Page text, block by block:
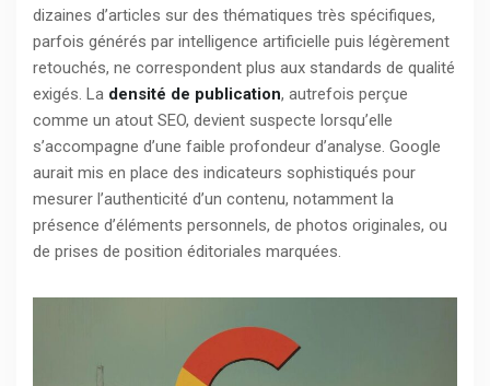
dizaines d’articles sur des thématiques très spécifiques,
parfois générés par intelligence artificielle puis légèrement
retouchés, ne correspondent plus aux standards de qualité
exigés. La densité de publication, autrefois perçue
comme un atout SEO, devient suspecte lorsqu’elle
s’accompagne d’une faible profondeur d’analyse. Google
aurait mis en place des indicateurs sophistiqués pour
mesurer l’authenticité d’un contenu, notamment la
présence d’éléments personnels, de photos originales, ou
de prises de position éditoriales marquées.